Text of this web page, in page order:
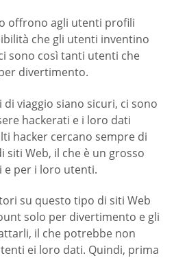
offrono agli utenti profili
che gli utenti inventino
sono così tanti utenti che
divertimento.
viaggio siano sicuri, ci sono
hackerati e i loro dati
hacker cercano sempre di
siti Web, il che è un grosso
e per i loro utenti.
su questo tipo di siti Web
solo per divertimento e gli
il che potrebbe non
ei loro dati. Quindi, prima